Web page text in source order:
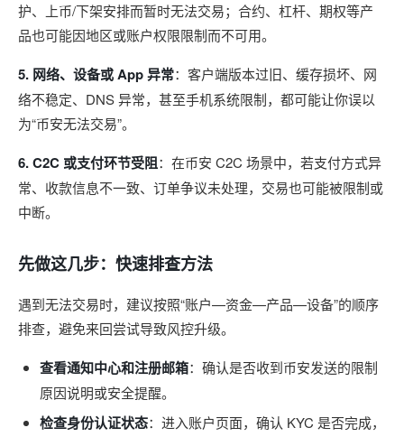
护、上币/下架安排而暂时无法交易；合约、杠杆、期权等产
品也可能因地区或账户权限限制而不可用。
5. 网络、设备或 App 异常：客户端版本过旧、缓存损坏、网
络不稳定、DNS 异常，甚至手机系统限制，都可能让你误以
为“币安无法交易”。
6. C2C 或支付环节受阻：在币安 C2C 场景中，若支付方式异
常、收款信息不一致、订单争议未处理，交易也可能被限制或
中断。
先做这几步：快速排查方法
遇到无法交易时，建议按照“账户—资金—产品—设备”的顺序
排查，避免来回尝试导致风控升级。
查看通知中心和注册邮箱：确认是否收到币安发送的限制
原因说明或安全提醒。
检查身份认证状态：进入账户页面，确认 KYC 是否完成，